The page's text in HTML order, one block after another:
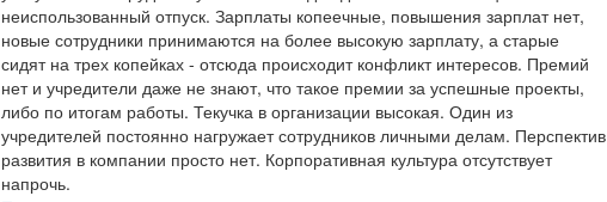
неиспользованный отпуск. Зарплаты копеечные, повышения зарплат нет,
новые сотрудники принимаются на более высокую зарплату, а старые
сидят на трех копейках - отсюда происходит конфликт интересов. Премий
нет и учредители даже не знают, что такое премии за успешные проекты,
либо по итогам работы. Текучка в организации высокая. Один из
учредителей постоянно нагружает сотрудников личными делам. Перспектив
развития в компании просто нет. Корпоративная культура отсутствует
напрочь.